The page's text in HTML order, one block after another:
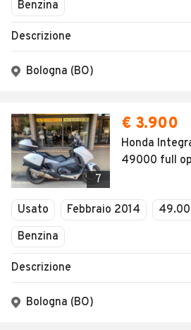
Chiuso
Benzina
Descrizione
Bologna (BO)
7
€ 3.900
Honda
49000 full
Usato Febbraio 2014
Benzina
Descrizione
Bologna (BO)